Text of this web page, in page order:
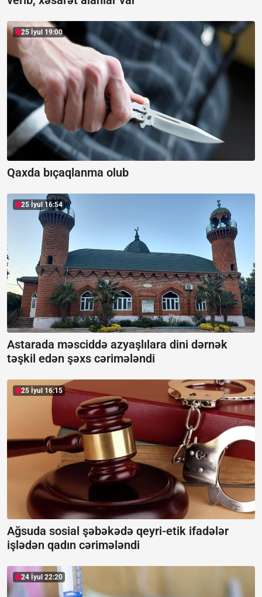
25 İyul 19:00
Qaxda bıçaqlanma olub
25 İyul 16:54
Astarada məsciddə azyaşlılara dini dərnək
təşkil edən şəxs cərimələndi
25 İyul 16:15
Ağsuda sosial şəbəkədə qeyri-etik ifadələr
işlədən qadın cərimələndi
24 İyul 22:20